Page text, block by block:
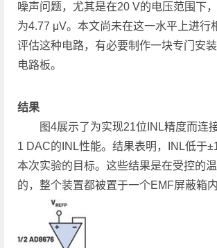
噪声问题，尤其是在20 V的电压范围下
为4.77 μV。本文尚未在这一水平上进行
评估这种电路，有必要制作一块专门安
电路板。
结果
图4展示了为实现21位INL精度而连
1 DAC的INL性能。结果表明，INL低于
本次实验的目标。这些结果是在受控的
的，整个装置都被置于一个EMF屏蔽箱内